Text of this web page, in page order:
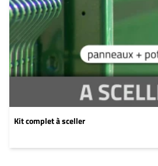
Kit complet à sceller